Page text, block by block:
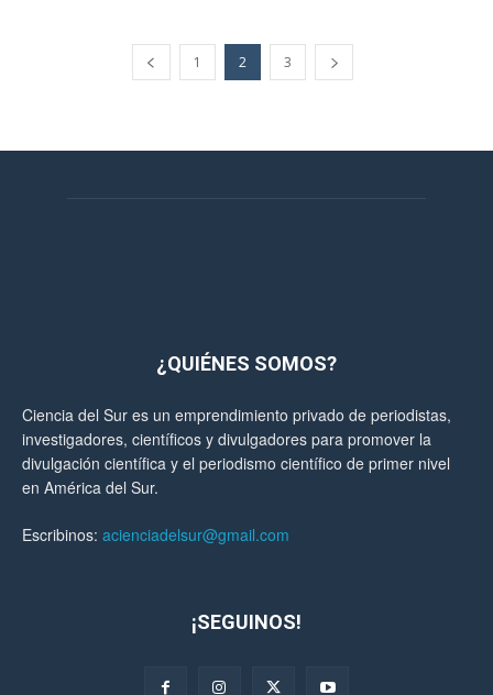
1 2 3
¿QUIÉNES SOMOS?
Ciencia del Sur es un emprendimiento privado de periodistas,
investigadores, científicos y divulgadores para promover la
divulgación científica y el periodismo científico de primer nivel
en América del Sur.
Escribinos: acienciadelsur@gmail.com
¡SEGUINOS!